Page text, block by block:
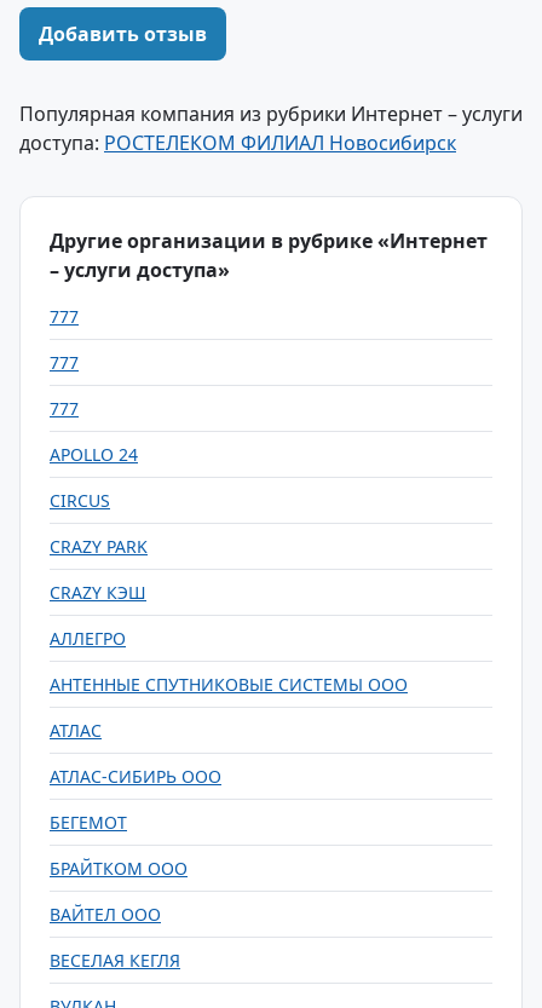
Добавить отзыв
Популярная компания из рубрики Интернет – услуги
доступа: РОСТЕЛЕКОМ ФИЛИАЛ Новосибирск
Другие организации в рубрике «Интернет
– услуги доступа»
777
777
777
APOLLO 24
CIRCUS
CRAZY PARK
CRAZY КЭШ
АЛЛЕГРО
АНТЕННЫЕ СПУТНИКОВЫЕ СИСТЕМЫ ООО
АТЛАС
АТЛАС-СИБИРЬ ООО
БЕГЕМОТ
БРАЙТКОМ ООО
ВАЙТЕЛ ООО
ВЕСЕЛАЯ КЕГЛЯ